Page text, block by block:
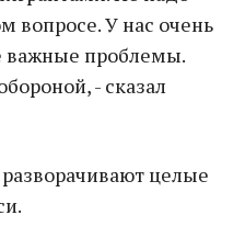
вопросе. У нас очень
важные проблемы.
- сказал
целые